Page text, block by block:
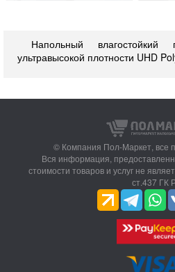
Напольный
ультравысокой плотности UHD
© Компания Пол-Маркет, все
Вся информация,
стоимости товаров и услуг не
ст.437 ГК